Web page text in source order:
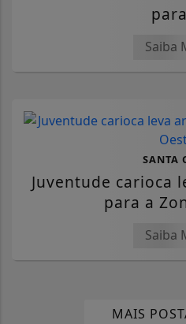
Saiba
SANTA
Juventude carioca
para a
Saiba
MAIS